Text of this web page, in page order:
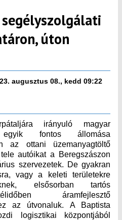
úton
augusztus 08., kedd 09:22
irányuló magyar
egyik fontos állomása
az ottani üzemanyagtöltő
autóikat a Beregszászon
szervezetek. De gyakran
vagy a keleti területekre
elsősorban tartós
áramfejlesztő
az útvonaluk. A Baptista
logisztikai központjából